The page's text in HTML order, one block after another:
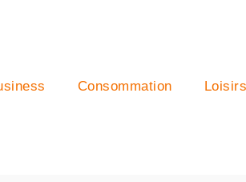
Consommation Loisirs